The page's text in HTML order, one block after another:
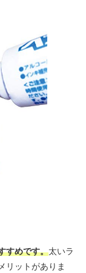
すめです。太いラ
リットがありま